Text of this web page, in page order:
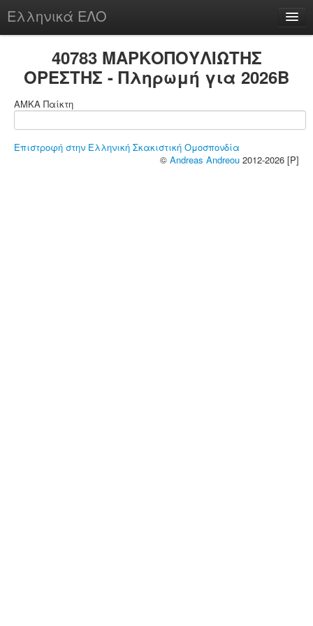
Ελληνικά ΕΛΟ
chesstu.be @ discord
40783 ΜΑΡΚΟΠΟΥΛΙΩΤΗΣ
ΟΡΕΣΤΗΣ - Πληρωμή για 2026B
ΑΜΚΑ Παίκτη
Επιστροφή στην Ελληνική Σκακιστική Ομοσπονδία
© Andreas Andreou 2012-2026 [P]